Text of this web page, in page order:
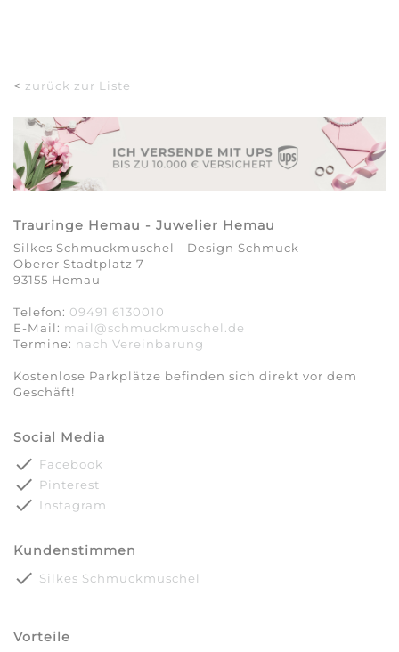
< zurück zur Liste
Trauringe Hemau - Juwelier Hemau
Silkes Schmuckmuschel - Design Schmuck
Oberer Stadtplatz 7
93155 Hemau
Telefon: 09491 6130010
E-Mail: mail@schmuckmuschel.de
Termine: nach Vereinbarung​​​​​​​
Kostenlose Parkplätze befinden sich direkt vor dem
Geschäft!
Social Media
done Facebook
done Pinterest
done Instagram
Kundenstimmen
done Silkes Schmuckmuschel
Vorteile